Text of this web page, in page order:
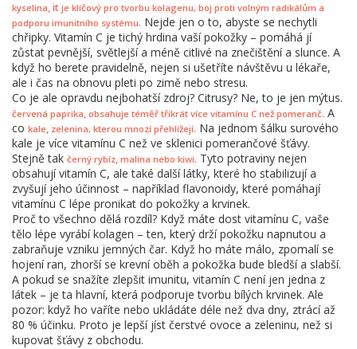
kyselina, it je klíčový pro tvorbu kolagenu, boj proti volným radikálům a
podporu imunitního systému. Nejde jen o to, abyste se nechytli
chřipky. Vitamín C je tichý hrdina vaší pokožky – pomáhá jí
zůstat pevnější, světlejší a méně citlivé na znečištění a slunce. A
když ho berete pravidelně, nejen si ušetříte návštěvu u lékaře,
ale i čas na obnovu pleti po zimě nebo stresu.
Co je ale opravdu nejbohatší zdroj? Citrusy? Ne, to je jen mýtus.
červená paprika, obsahuje téměř třikrát více vitamínu C než pomeranč. A
co kale, zelenina, kterou mnozí přehlížejí. Na jednom šálku surového
kale je více vitamínu C než ve sklenici pomerančové šťávy.
Stejně tak černý rybíz, malina nebo kiwi. Tyto potraviny nejen
obsahují vitamín C, ale také další látky, které ho stabilizují a
zvyšují jeho účinnost – například flavonoidy, které pomáhají
vitamínu C lépe pronikat do pokožky a krvinek.
Proč to všechno dělá rozdíl? Když máte dost vitamínu C, vaše
tělo lépe vyrábí kolagen – ten, který drží pokožku napnutou a
zabraňuje vzniku jemných čar. Když ho máte málo, zpomalí se
hojení ran, zhorší se krevní oběh a pokožka bude bledší a slabší.
A pokud se snažíte zlepšit imunitu, vitamín C není jen jedna z
látek – je ta hlavní, která podporuje tvorbu bílých krvinek. Ale
pozor: když ho vaříte nebo ukládáte déle než dva dny, ztrácí až
80 % účinku. Proto je lepší jíst čerstvé ovoce a zeleninu, než si
kupovat šťávy z obchodu.